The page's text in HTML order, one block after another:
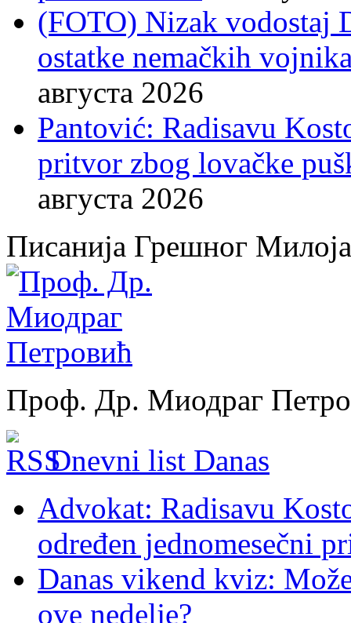
(FOTO) Nizak vodostaj
ostatke nemačkih
августа 2026
Pantović: Radisavu
pritvor zbog lovačke
августа 2026
Писанија Грешног Милоја
Проф. Др. Миодраг
Dnevni list Danas
Advokat: Radisavu
određen jednomesečni
Danas vikend kviz:
ove nedelje?